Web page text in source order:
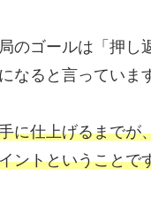
のゴールは「押し
なると言っていま
に仕上げるまでが
ントということで